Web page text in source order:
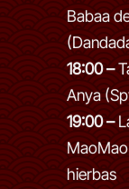
Babaa
18:00 –
Anya
19:00 –
hierbas